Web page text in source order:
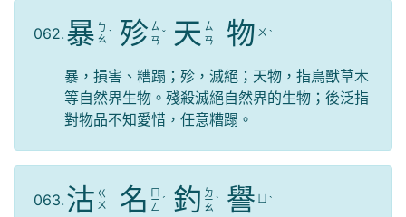
062. 暴 ㄅ
ㄠ ˋ 殄 ㄊ
ㄧ
ㄢ
ˇ 天 ㄊ
ㄧ
ㄢ 物 ㄨ ˋ
暴，損害、糟蹋；殄，滅絕；天物，指鳥獸草木
等自然界生物。殘殺滅絕自然界的生物；後泛指
對物品不知愛惜，任意糟蹋。
063. 沽 ㄍ
ㄨ
名 ㄇ
ㄧ
ㄥ
ˊ 釣 ㄉ
ㄧ
ㄠ
ˋ 譽 ˋ